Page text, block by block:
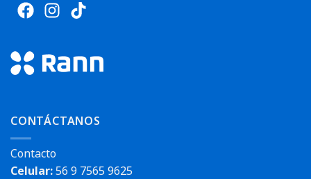
CONTÁCTANOS
Contacto
Celular:56 9 7565 9625